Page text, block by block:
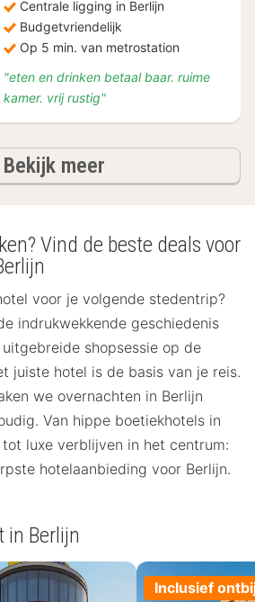
€
86,01
Centrale ligging in Berlijn
Budgetvriendelijk
Op 5 min. van metrostation
"eten en drinken betaal baar. ruime
kamer. vrij rustig"
Bekijk meerhotels
Vind de beste deals voor
voor je volgende stedentrip?
indrukwekkende geschiedenis
shopsessie op de
juiste hotel is de basis van je reis.
we overnachten in Berlijn
Van hippe boetiekhotels in
luxe verblijven in het centrum:
hotelaanbieding voor Berlijn.
in Berlijn
Inclusief